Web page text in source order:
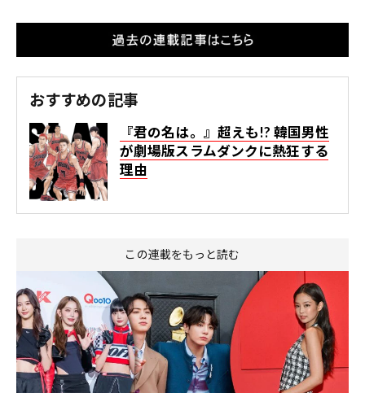
おすすめの記事
『君の名は。』超えも!? 韓国男性
が劇場版スラムダンクに熱狂する
理由
この連載をもっと読む